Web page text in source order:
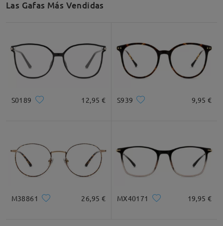
Descripción del Producto
Las Gafas Más Vendidas
S0189 12,95 € S939 9,95 €
M38861 26,95 € MX40171 19,95 €